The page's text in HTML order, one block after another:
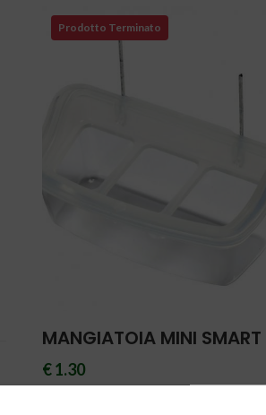
Prodotto Terminato
MANGIATOIA MINI SMART
€ 1.30